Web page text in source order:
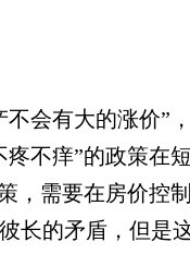
会有大的涨价”
不痒”的政策在
，需要在房价控
长的矛盾，但是